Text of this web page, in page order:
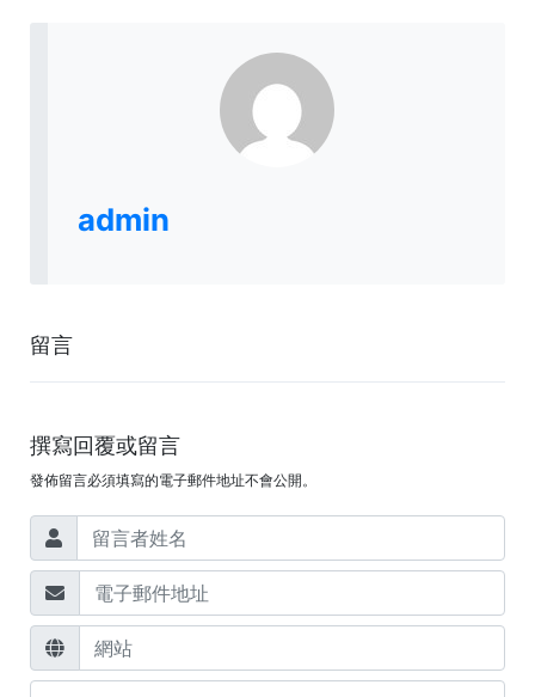
admin
留言
撰寫回覆或留言
發佈留言必須填寫的電子郵件地址不會公開。